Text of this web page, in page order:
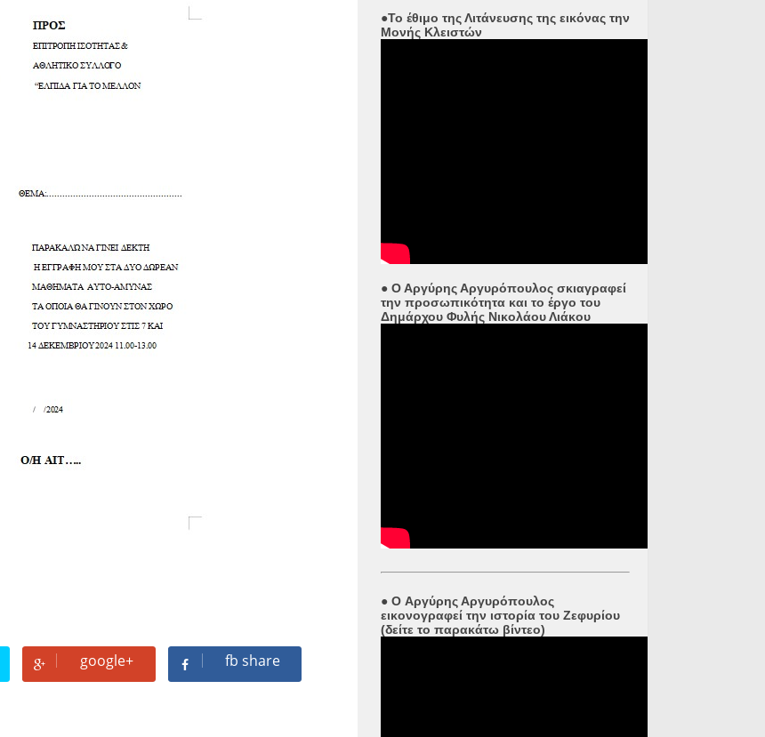
google+ fb share
●Το έθιμο της Λιτάνευσης της εικόνας την
Μονής Κλειστών
● Ο Αργύρης Αργυρόπουλος σκιαγραφεί
την προσωπικότητα και το έργο του
Δημάρχου Φυλής Νικολάου Λιάκου
● O Αργύρης Αργυρόπουλος
εικονογραφεί την ιστορία του Ζεφυρίου
(δείτε το παρακάτω βίντεο)